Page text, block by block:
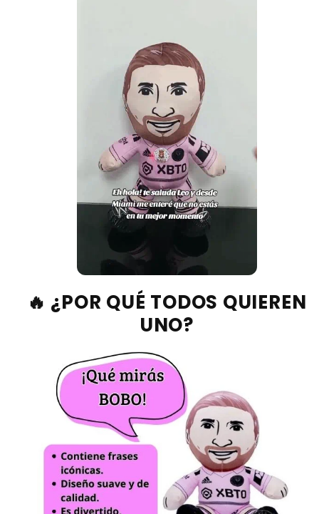
🔥 ¿POR QUÉ TODOS QUIEREN
UNO?